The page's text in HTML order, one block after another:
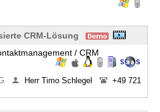
CRM-Lösung
/ CRM
Herr Timo Schlegel
+49 721